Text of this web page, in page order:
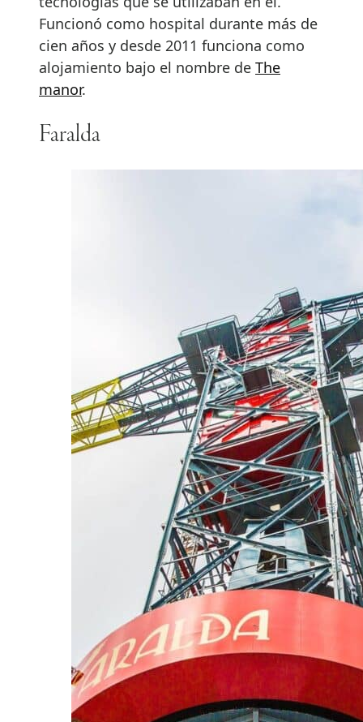
Funcionó como hospital durante más de
cien años y desde 2011 funciona como
alojamiento bajo el nombre de The
manor.
Faralda